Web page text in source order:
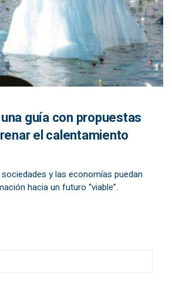
guía con propuestas
el calentamiento
y las economías puedan
hacia un futuro “viable”.